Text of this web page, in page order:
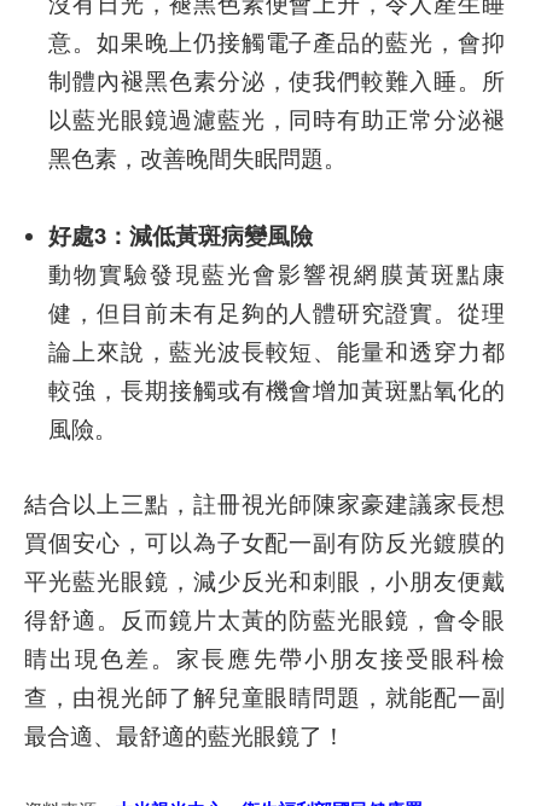
意。如果晚上仍接觸電子產品的藍光，會抑
制體內褪黑色素分泌，使我們較難入睡。所
以藍光眼鏡過濾藍光，同時有助正常分泌褪
黑色素，改善晚間失眠問題。
好處3：減低黃斑病變風險
動物實驗發現藍光會影響視網膜黃斑點康
健，但目前未有足夠的人體研究證實。從理
論上來說，藍光波長較短、能量和透穿力都
較強，長期接觸或有機會增加黃斑點氧化的
風險。
結合以上三點，註冊視光師陳家豪建議家長想
買個安心，可以為子女配一副有防反光鍍膜的
平光藍光眼鏡，減少反光和刺眼，小朋友便戴
得舒適。反而鏡片太黃的防藍光眼鏡，會令眼
睛出現色差。家長應先帶小朋友接受眼科檢
查，由視光師了解兒童眼睛問題，就能配一副
最合適、最舒適的藍光眼鏡了！